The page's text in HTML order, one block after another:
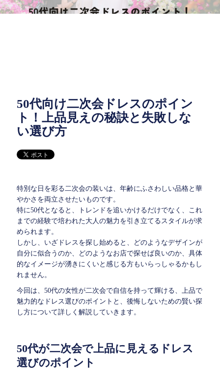
50代向け二次会ドレスのポイン
ト！上品見えの秘訣と失敗しな
い選び方
特別な日を彩る二次会の装いは、年齢にふさわしい品格と華
やかさを両立させたいものです。
特に50代となると、トレンドを追いかけるだけでなく、これ
までの経験で培われた大人の魅力を引き立てるスタイルが求
められます。
しかし、いざドレスを探し始めると、どのようなデザインが
自分に似合うのか、どのようなお店で探せば良いのか、具体
的なイメージが湧きにくいと感じる方もいらっしゃるかもし
れません。
今回は、50代の女性が二次会で自信を持って輝ける、上品で
魅力的なドレス選びのポイントと、後悔しないための賢い探
し方について詳しく解説していきます。
50代が二次会で上品に見えるドレス
選びのポイント